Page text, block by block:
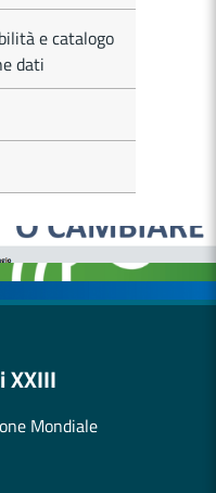
e catalogo
dati
DI FAMIGLIA
DA CALORE
XXIII
Mondiale